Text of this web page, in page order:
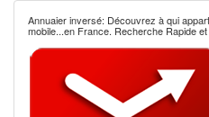
Annuaier inversé: Découvrez à qui
mobile...en France. Recherche Rapide